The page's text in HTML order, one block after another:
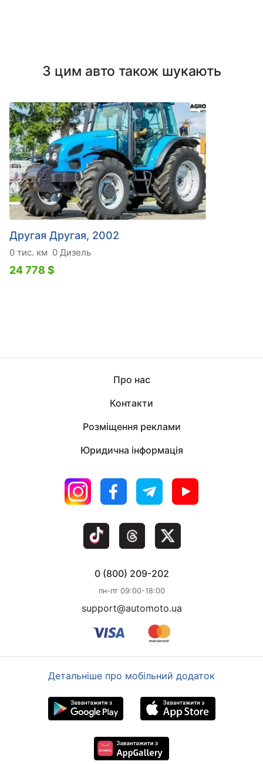
З цим авто також шукають
Другая Другая, 2002
0 тис. км 0 Дизель
24 778 $
Про нас
Контакти
Розміщення реклами
Юридична інформація
0 (800) 209-202
пн-пт 09:00-18:00
support@automoto.ua
Детальніше про мобільний додаток